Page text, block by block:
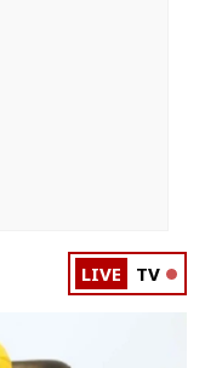
LIVE TV